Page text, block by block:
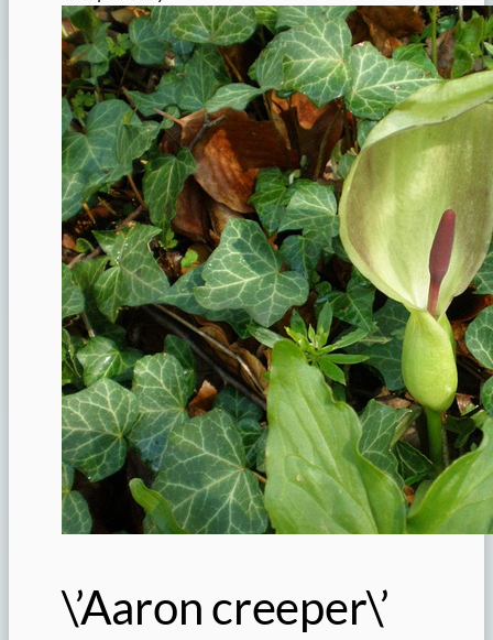
\’Aaron creeper\’